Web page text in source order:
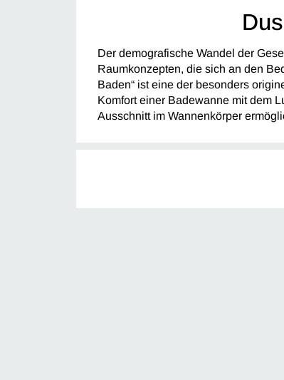
Der demografische Wandel der
Raumkonzepten, die sich an den
Baden“ ist eine der besonders
Komfort einer Badewanne mit dem
Ausschnitt im Wannenkörper